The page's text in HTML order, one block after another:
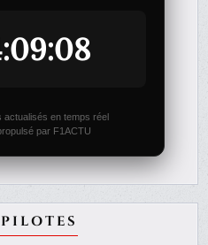
en temps réel
par F1ACTU